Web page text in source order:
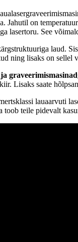
Jahutil on
lasertoru. See
laud.
ning lisaks on sellel
graveerimismasinad
Lisaks saate
lauaarvuti
toob teile pidevalt